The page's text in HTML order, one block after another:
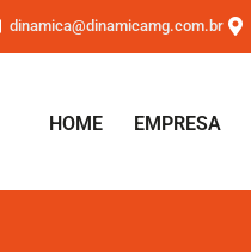
dinamica@dinamicamg.com.br
HOME EMPRESA